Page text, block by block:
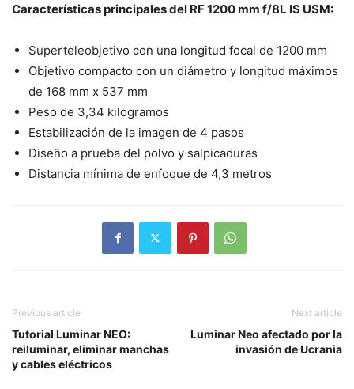
Características principales del RF 1200 mm f/8L IS USM:
Superteleobjetivo con una longitud focal de 1200 mm
Objetivo compacto con un diámetro y longitud máximos
de 168 mm x 537 mm
Peso de 3,34 kilogramos
Estabilización de la imagen de 4 pasos
Diseño a prueba del polvo y salpicaduras
Distancia mínima de enfoque de 4,3 metros
Previous article
Tutorial Luminar NEO:
reiluminar, eliminar manchas
y cables eléctricos
Next article
Luminar Neo afectado por la
invasión de Ucrania